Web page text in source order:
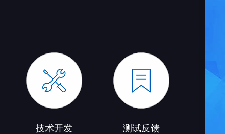
技术开发 测试反馈